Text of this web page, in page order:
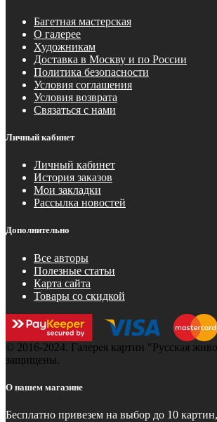
Багетная мастерская
О галерее
Художникам
Доставка в Москву и по России
Политика безопасности
Условия соглашения
Условия возврата
Связаться с нами
Личный кабинет
Личный кабинет
История заказов
Мои закладки
Рассылка новостей
Дополнительно
Все авторы
Полезные статьи
Карта сайта
Товары со скидкой
© 2016-2024. Галерея картин "Русская
защищены.
О нашем магазине
Бесплатно привезем на выбор до 10